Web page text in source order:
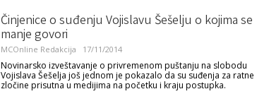
Činjenice o suđenju Vojislavu Šešelju o kojima se
manje govori
MCOnline Redakcija 17/11/2014
Novinarsko izveštavanje o privremenom puštanju na slobodu
Vojislava Šešelja još jednom je pokazalo da su suđenja za ratne
zločine prisutna u medijima na početku i kraju postupka.